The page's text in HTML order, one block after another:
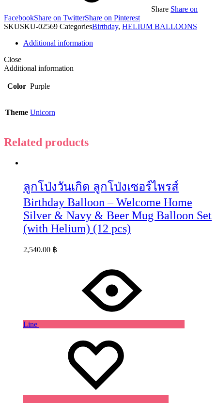
Share Share on
FacebookShare on TwitterShare on Pinterest
SKUSKU-02569 CategoriesBirthday, HELIUM BALLOONS
Additional information
Close
Additional information
Color Purple
Theme Unicorn
Related products
ลูกโป่งวันเกิด ลูกโป่งเซอร์ไพรส์
Birthday Balloon – Welcome Home
Silver & Navy & Beer Mug Balloon Set
(with Helium) (12 pcs)
2,540.00 ฿
Line